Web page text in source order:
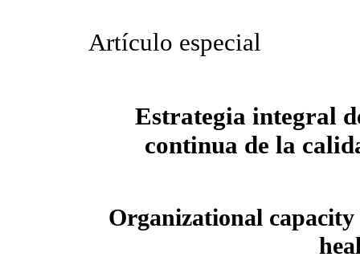
Artículo especial
Estrategia integral
continua de la
Organizational